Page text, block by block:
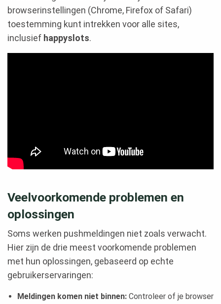
browserinstellingen (Chrome, Firefox of Safari)
toestemming kunt intrekken voor alle sites,
inclusief happyslots.
Veelvoorkomende problemen en
oplossingen
Soms werken pushmeldingen niet zoals verwacht.
Hier zijn de drie meest voorkomende problemen
met hun oplossingen, gebaseerd op echte
gebruikerservaringen:
Meldingen komen niet binnen: Controleer of je browser